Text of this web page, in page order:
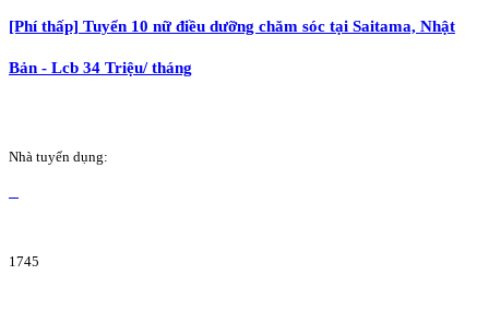
[Phí thấp] Tuyển 10 nữ điều dưỡng chăm sóc tại Saitama, Nhật
Bản - Lcb 34 Triệu/ tháng
Nhà tuyển dụng:
1745